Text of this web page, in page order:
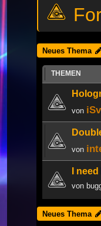
Neues Thema
THEMEN
von
von
I
von
Neues Thema